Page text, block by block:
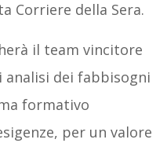
Corriere della Sera.
il team vincitore
dei fabbisogni
formativo
per un valore